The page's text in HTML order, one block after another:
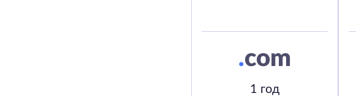
.com
1 год